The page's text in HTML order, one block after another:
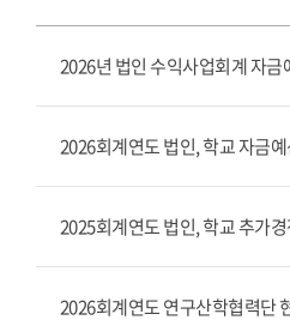
2026년 법인 수익사업회계 자금
2026회계연도 법인, 학교 자금
2025회계연도 법인, 학교 추가
2026회계연도 연구산학협력단